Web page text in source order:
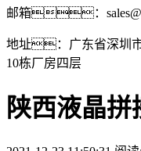
邮箱：
地址：广东省深圳
10栋厂房四层
陕西液晶拼